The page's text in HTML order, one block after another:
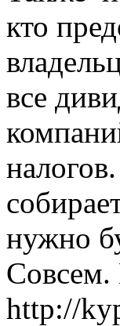
кто
все
нужно
Совсем.
http://